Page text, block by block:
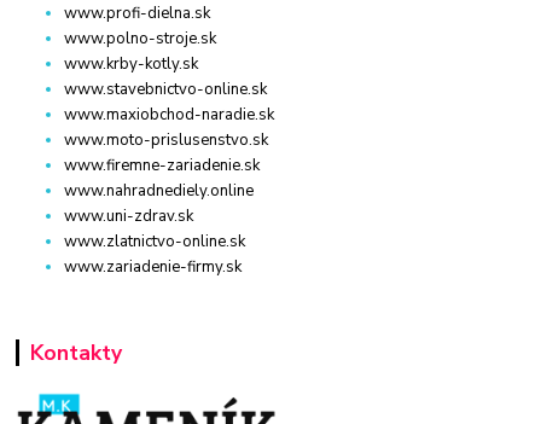
www.profi-dielna.sk
www.polno-stroje.sk
www.krby-kotly.sk
www.stavebnictvo-online.sk
www.maxiobchod-naradie.sk
www.moto-prislusenstvo.sk
www.firemne-zariadenie.sk
www.nahradnediely.online
www.uni-zdrav.sk
www.zlatnictvo-online.sk
www.zariadenie-firmy.sk
Kontakty